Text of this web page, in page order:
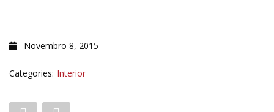
Novembro 8, 2015
Categories: Interior